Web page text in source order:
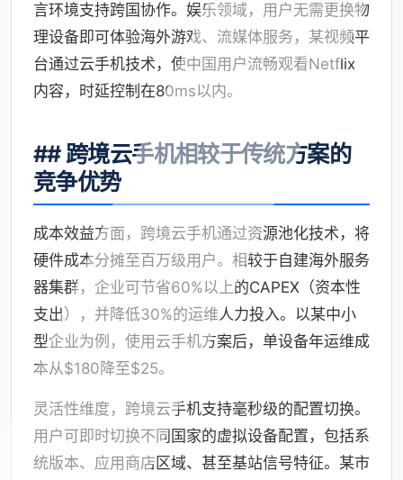
言环境支持跨国协作。娱乐领域，用户无需更换物
理设备即可体验海外游戏、流媒体服务，某视频平
台通过云手机技术，使中国用户流畅观看Netflix
内容，时延控制在80ms以内。
## 跨境云手机相较于传统方案的
竞争优势
成本效益方面，跨境云手机通过资源池化技术，将
硬件成本分摊至百万级用户。相较于自建海外服务
器集群，企业可节省60%以上的CAPEX（资本性
支出），并降低30%的运维人力投入。以某中小
型企业为例，使用云手机方案后，单设备年运维成
本从$180降至$25。
灵活性维度，跨境云手机支持毫秒级的配置切换。
用户可即时切换不同国家的虚拟设备配置，包括系
统版本、应用商店区域、甚至基站信号特征。某市